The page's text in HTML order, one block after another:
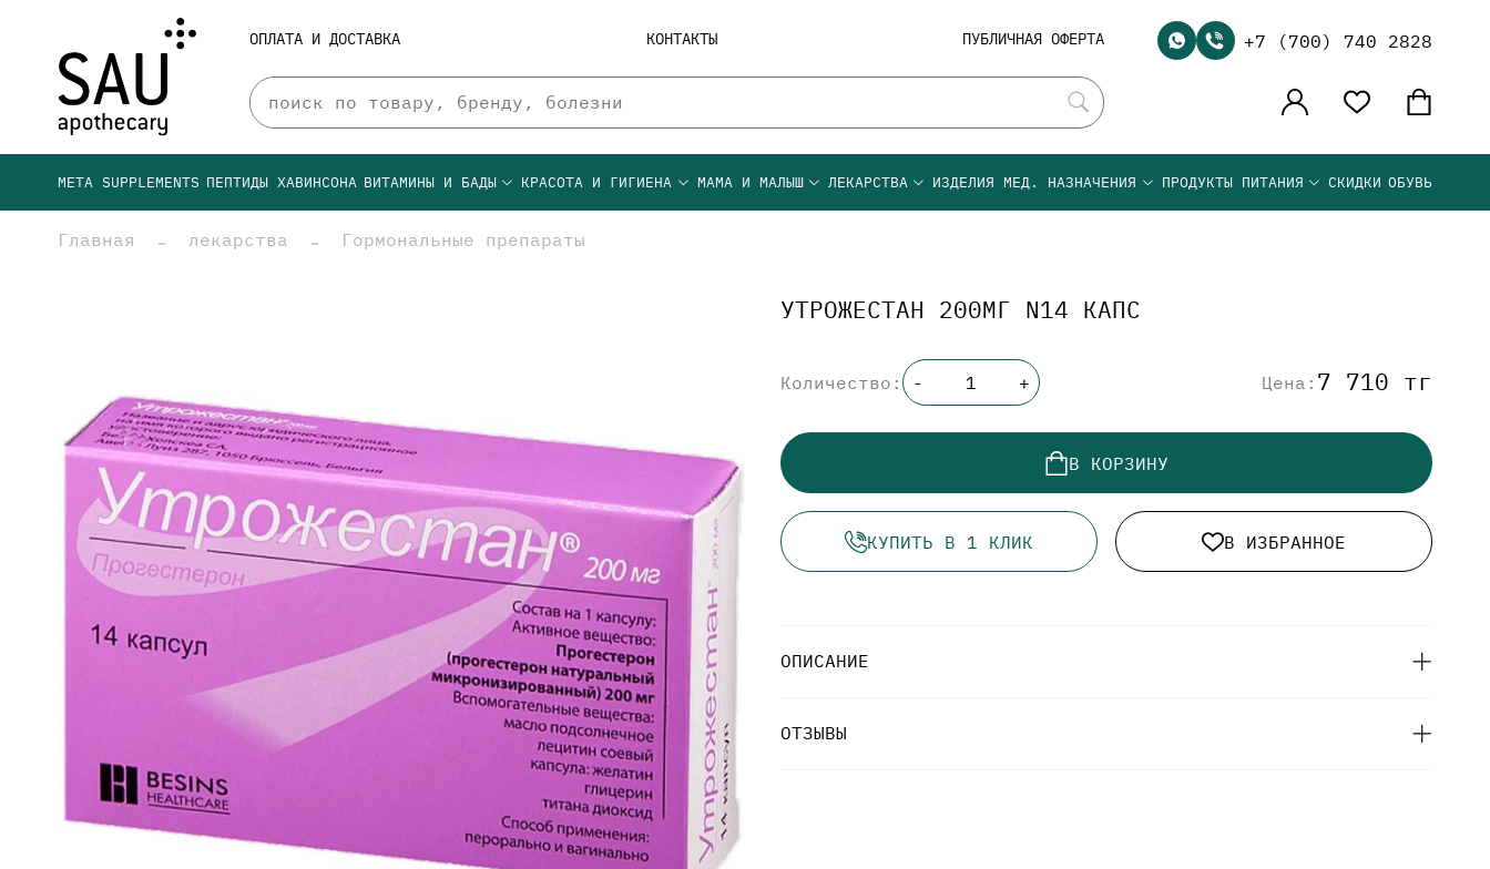
ОПЛАТА И ДОСТАВКА КОНТАКТЫ ПУБЛИЧНАЯ ОФЕРТА +7 (700) 740 2828
META SUPPLEMENTS ПЕПТИДЫ ХАВИНСОНА ВИТАМИНЫ И БАДЫ КРАСОТА И ГИГИЕНА МАМА И МАЛЫШ ЛЕКАРСТВА ИЗДЕЛИЯ МЕД. НАЗНАЧЕНИЯ ПРОДУКТЫ ПИТАНИЯ СКИДКИ ОБУВЬ
Главная лекарства Гормональные препараты
УТРОЖЕСТАН 200МГ N14 КАПС
Количество: - + Цена: 7 710 тг
В КОРЗИНУ
КУПИТЬ В 1 КЛИК В ИЗБРАННОЕ
ОПИСАНИЕ
ОТЗЫВЫ